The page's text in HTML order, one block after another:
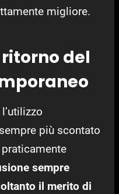
migliore.
del
più scontato
sempre
il merito di